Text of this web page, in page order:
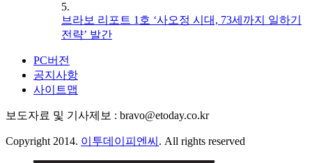
5.
브라보 리포트 1호 ‘사오정 시대, 73세까지 일하기
전략’ 발간
PC버전
공지사항
사이트맵
보도자료 및 기사제보 : bravo@etoday.co.kr
Copyright 2014. 이투데이피엔씨 . All rights reserved